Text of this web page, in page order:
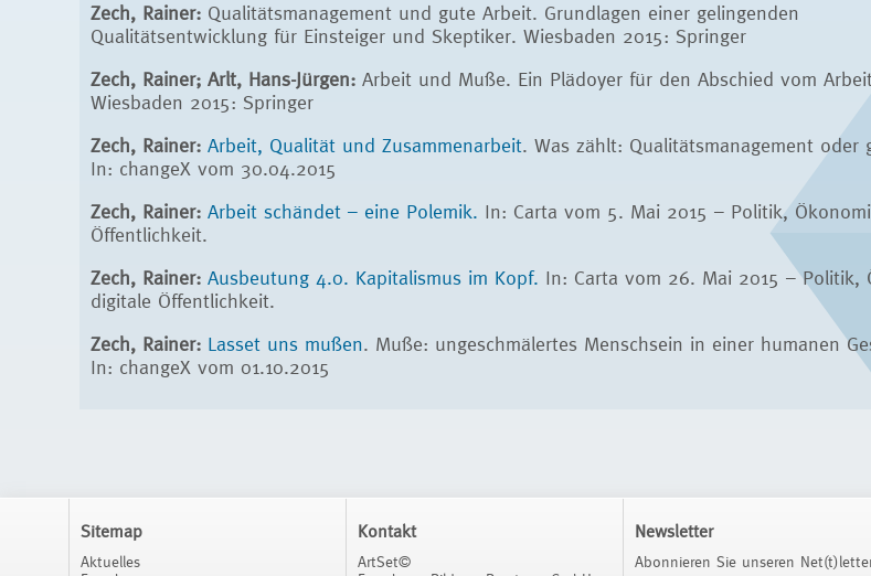
Zech, Rainer: Qualitätsmanagement und gute Arbeit. Grundlagen einer gelingenden
Qualitätsentwicklung für Einsteiger und Skeptiker. Wiesbaden 2015: Springer
Zech, Rainer; Arlt, Hans-Jürgen: Arbeit und Muße. Ein Plädoyer für den Abschied vom
Wiesbaden 2015: Springer
Zech, Rainer: Arbeit, Qualität und Zusammenarbeit. Was zählt: Qualitätsmanagement oder
In: changeX vom 30.04.2015
Zech, Rainer: Arbeit schändet – eine Polemik. In: Carta vom 5. Mai 2015 – Politik,
Öffentlichkeit.
Zech, Rainer: Ausbeutung 4.0. Kapitalismus im Kopf. In: Carta vom 26. Mai 2015 – Politik,
digitale Öffentlichkeit.
Zech, Rainer: Lasset uns mußen. Muße: ungeschmälertes Menschsein in einer humanen
In: changeX vom 01.10.2015
Sitemap
Aktuelles
Kontakt
ArtSet©
Newsletter
Abonnieren Sie unseren